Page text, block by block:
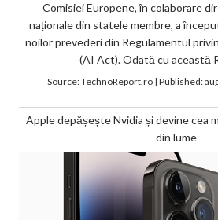
Comisiei Europene, în colaborare
naționale din statele membre, a
noilor prevederi din Regulamentul
(AI Act). Odată cu această
Source:TechnoReport.ro| Published:
Apple depășește Nvidia și devine cea
din lume